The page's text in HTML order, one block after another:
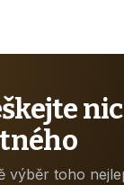
nic
výběr toho